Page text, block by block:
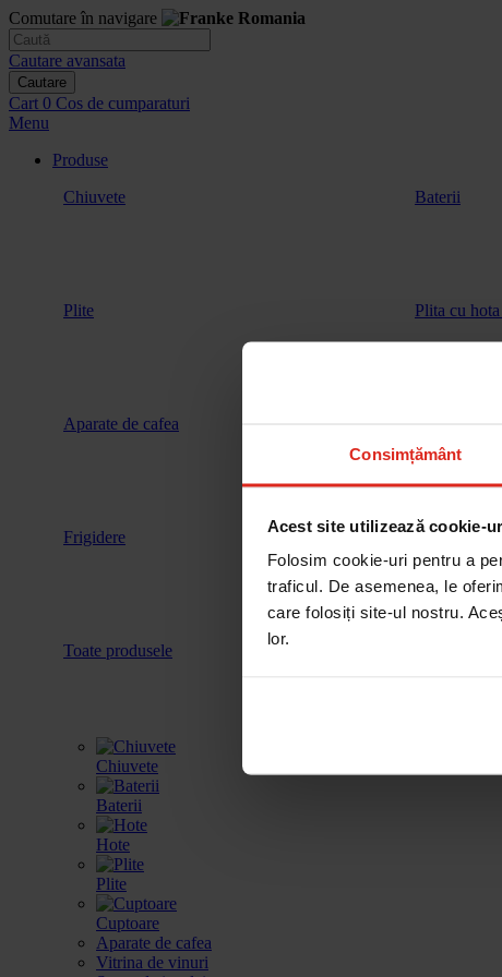
Consimțământ
Acest site utilizează cookie-
Folosim cookie-uri pentru a
traficul. De asemenea, le
care folosiți site-ul nostru.
lor.
Comutare în navigare
Cautare avansata
Cautare
Cart 0 Cos de cumparaturi
Menu
Produse
Chiuvete
Baterii
Plite Plita cu
Aparate de cafea
Frigidere Accesorii
Toate produsele
Chiuvete
Baterii
Hote
Plite
Cuptoare
Aparate de cafea
Vitrina de vinuri